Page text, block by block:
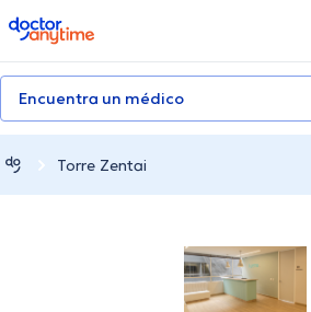
doctoranytime
Encuentra un médico
Torre Zentai